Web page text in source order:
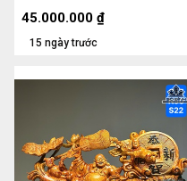
15 ngày trước
45.000.000 ₫